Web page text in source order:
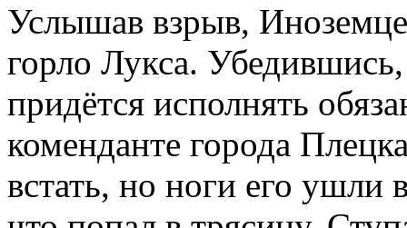
Услышав взрыв,
горло Лукса.
придётся исполнять
коменданте города
встать, но ноги его ушли